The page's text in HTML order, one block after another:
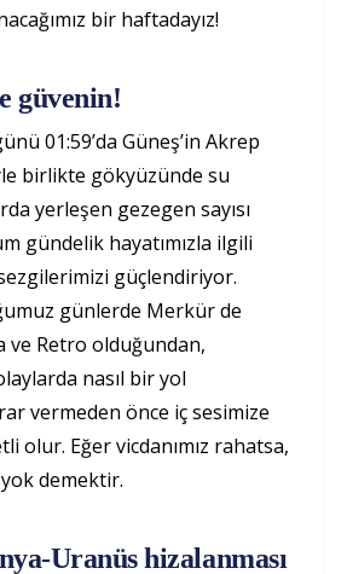
bir haftadayız!
güvenin!
01:59’da Güneş’in Akrep
birlikte gökyüzünde su
yerleşen gezegen sayısı
gündelik hayatımızla ilgili
güçlendiriyor.
günlerde Merkür de
ve Retro olduğundan,
nasıl bir yol
vermeden önce iç sesimize
olur. Eğer vicdanımız rahatsa,
demektir.
Uranüs hizalanması